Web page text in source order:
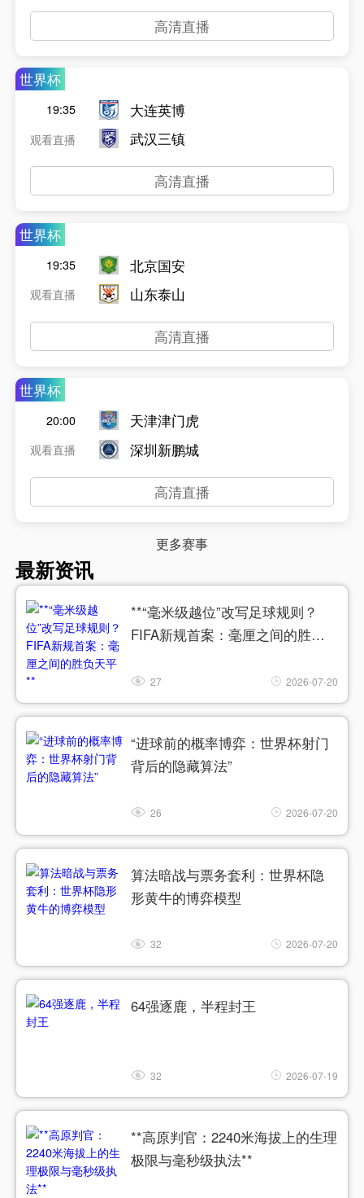
高清直播
世界杯
19:35
观看直播
大连英博
武汉三镇
高清直播
世界杯
19:35
观看直播
北京国安
山东泰山
高清直播
世界杯
20:00
观看直播
天津津门虎
深圳新鹏城
高清直播
更多赛事
最新资讯
**“毫米级越位”改写足球规则？
FIFA新规首案：毫厘之间的胜负
27 2026-07-20
“进球前的概率博弈：世界杯射门
背后的隐藏算法”
26 2026-07-20
算法暗战与票务套利：世界杯隐
形黄牛的博弈模型
32 2026-07-20
64强逐鹿，半程封王
32 2026-07-19
**高原判官：2240米海拔上的生理
极限与毫秒级执法**